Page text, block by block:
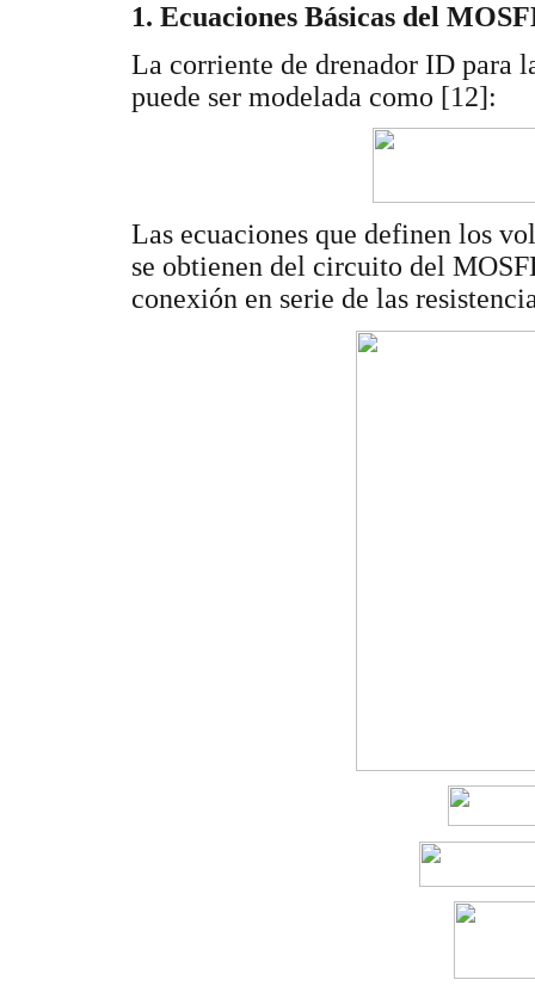
1. Ecuaciones Básicas del
La corriente de drenador ID para
puede ser modelada como [12]:
Las ecuaciones que definen los
se obtienen del circuito del
conexión en serie de las